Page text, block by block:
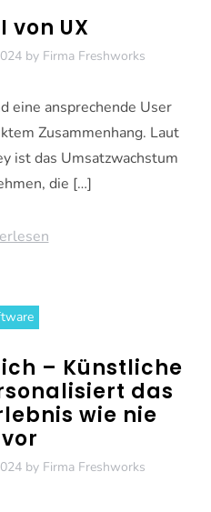
von UX
by Firma Freshworks
eine ansprechende User
Zusammenhang. Laut
ist das Umsatzwachstum
die […]
– Künstliche
das
wie nie
by Firma Freshworks